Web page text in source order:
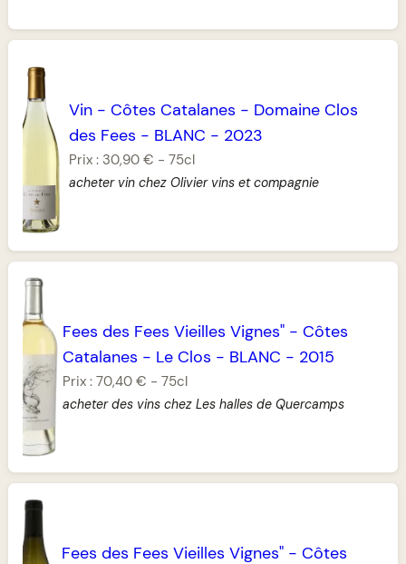
Vin- Côtes Catalanes - Domaine Clos
des Fees - BLANC - 2023
Prix : 30,90 € - 75cl
acheter vin chez Olivier vins et compagnie
Fees des Fees Vieilles Vignes"- Côtes
Catalanes - Le Clos - BLANC - 2015
Prix : 70,40 € - 75cl
acheter des vins chez Les halles de Quercamps
Fees des Fees Vieilles Vignes"- Côtes